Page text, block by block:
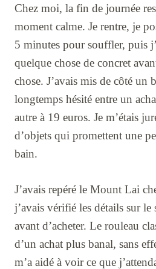
Chez moi, la fin de journée
moment calme. Je rentre, je
5 minutes pour souffler, puis
quelque chose de concret
chose. J’avais mis de côté un
longtemps hésité entre un
autre à 19 euros. Je m’étais
d’objets qui promettent une
bain.
J’avais repéré le Mount Lai
j’avais vérifié les détails sur
avant d’acheter. Le rouleau
d’un achat plus banal, sans
m’a aidé à voir ce que